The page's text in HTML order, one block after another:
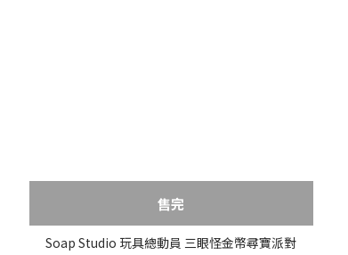
售完
Soap Studio 玩具總動員 三眼怪金幣尋寶派對